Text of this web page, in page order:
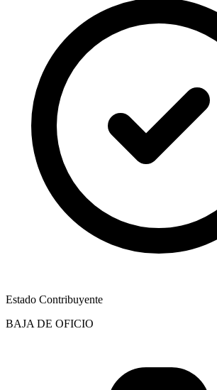
Estado Contribuyente
BAJA DE OFICIO